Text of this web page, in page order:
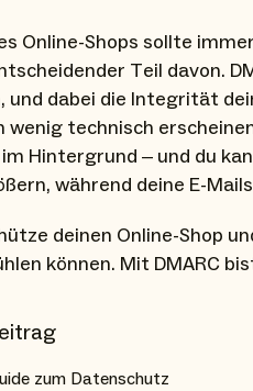
Online-Shops sollte
Teil davon.
und dabei die Integrität
wenig technisch
Hintergrund – und du
während deine E-
deinen Online-Shop
können. Mit DMARC
zum Datenschutz